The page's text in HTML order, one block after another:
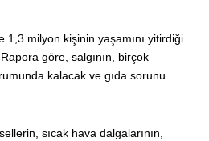
1,3 milyon kişinin yaşamını yitirdiği
göre, salgının, birçok
kalacak ve gıda sorunu
sıcak hava dalgalarının,